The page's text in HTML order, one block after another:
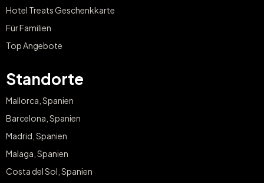
Hotel Treats Geschenkkarte
Für Familien
Top Angebote
Standorte
Mallorca, Spanien
Barcelona, Spanien
Madrid, Spanien
Malaga, Spanien
Costa del Sol, Spanien